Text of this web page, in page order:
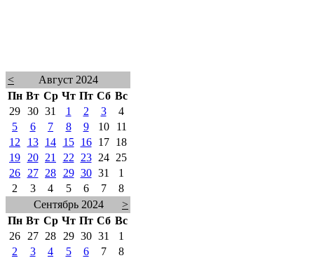
<
Август 2024
Пн Вт Ср Чт Пт Сб Вс
29 30 31 1 2 3
4
5
6 7 8 9 10
11
12
13 14 15 16 17
18
19
20 21 22 23 24
25
26
27 28 29 30 31
1
2
3 4 5 6 7
8
Сентябрь 2024
>
Пн Вт Ср Чт Пт Сб Вс
26
27 28 29 30 31
1
2
3 4 5 6 7
8